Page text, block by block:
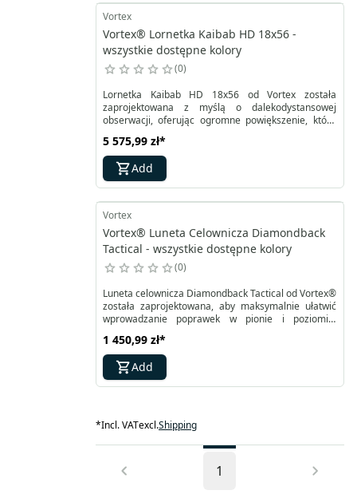
Vortex
Vortex® Lornetka Kaibab HD 18x56 -
wszystkie dostępne kolory
0
Lornetka Kaibab HD 18x56 od Vortex została
zaprojektowana z myślą o dalekodystansowej
obserwacji, oferując ogromne powiększenie, które
Idealnie nadaje się nie tylko do obserwacji dzikiej
przyrody, ale również nocnego nieba czy ptaków.
Wysoką jakość obrazu zapewniają soczewki
wykonane w technologii HD, które gwarantują
5 575,99 zł*
Add
Vortex
Vortex® Luneta Celownicza Diamondback
Tactical - wszystkie dostępne kolory
0
Luneta celownicza Diamondback Tactical od Vortex®
została zaprojektowana, aby maksymalnie ułatwić
wprowadzanie poprawek w pionie i poziomie,
strzału. Dzięki zastosowaniu odsłoniętych wieżyczek
taktycznych, funkcji łatwego zerowania oraz
światłowodowych znaczników na pierścieniach,
zapewnia szybkie i intuicyjne ustawienia podczas
1 450,99 zł*
Add
*Incl. VATexcl.Shipping
1